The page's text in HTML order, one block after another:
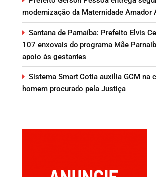
modernização da Maternidade Amador
Santana de Parnaíba: Prefeito Elvis
107 enxovais do programa Mãe
apoio às gestantes
Sistema Smart Cotia auxilia GCM na
homem procurado pela Justiça